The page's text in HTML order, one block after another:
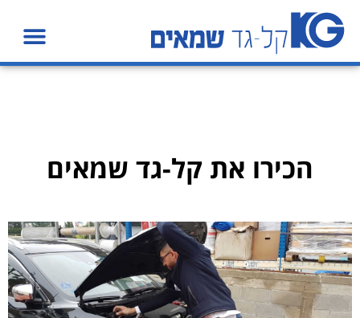
הכירו את קל-גד שמאים